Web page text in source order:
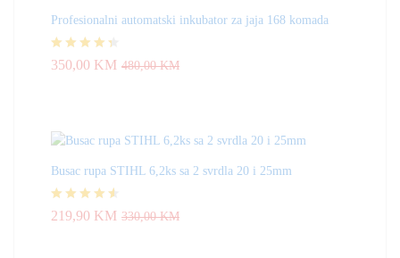
Profesionalni automatski inkubator za jaja 168 komada
Ocjenjeno
350,00 KM 480,00KM
Busac rupa STIHL 6,2ks sa 2 svrdla 20 i 25mm
Ocjenjeno
219,90 KM 330,00KM